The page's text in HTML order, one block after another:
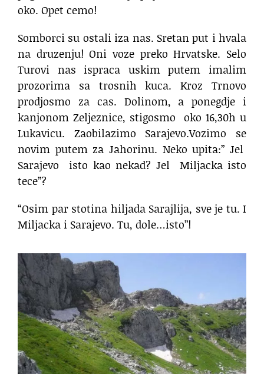
oko. Opet cemo!
Somborci su ostali iza nas. Sretan put i hvala
na druzenju! Oni voze preko Hrvatske. Selo
Turovi nas ispraca uskim putem imalim
prozorima sa trosnih kuca. Kroz Trnovo
prodjosmo za cas. Dolinom, a ponegdje i
kanjonom Zeljeznice, stigosmo oko 16,30h u
Lukavicu. Zaobilazimo Sarajevo.Vozimo se
novim putem za Jahorinu. Neko upita:” Jel
Sarajevo
isto kao nekad? Jel
Miljacka isto
tece”?
“Osim par stotina hiljada Sarajlija, sve je tu. I
Miljacka i Sarajevo. Tu, dole…isto”!